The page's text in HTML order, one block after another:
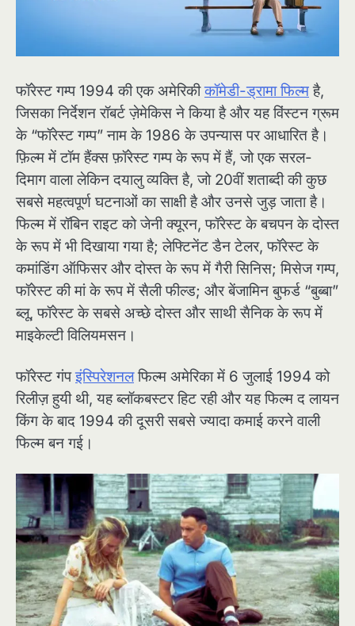
फॉरेस्ट गम्प 1994 की एक अमेरिकीकॉमेडी-ड्रामा फिल्महै,
जिसका निर्देशन रॉबर्ट ज़ेमेकिस ने किया है और यह विंस्टन ग्रूम
के “फॉरेस्ट गम्प” नाम के 1986 के उपन्यास पर आधारित है।
फ़िल्म में टॉम हैंक्स फ़ॉरेस्ट गम्प के रूप में हैं, जो एक सरल-
दिमाग वाला लेकिन दयालु व्यक्ति है, जो 20वीं शताब्दी की कुछ
सबसे महत्वपूर्ण घटनाओं का साक्षी है और उनसे जुड़ जाता है।
फिल्म में रॉबिन राइट को जेनी क्यूरन, फॉरेस्ट के बचपन के दोस्त
के रूप में भी दिखाया गया है; लेफ्टिनेंट डैन टेलर, फॉरेस्ट के
कमांडिंग ऑफिसर और दोस्त के रूप में गैरी सिनिस; मिसेज गम्प,
फॉरेस्ट की मां के रूप में सैली फील्ड; और बेंजामिन बुफर्ड “बुब्बा”
ब्लू, फॉरेस्ट के सबसे अच्छे दोस्त और साथी सैनिक के रूप में
माइकेल्टी विलियमसन।
फॉरेस्ट गंपइंस्पिरेशनलफिल्म अमेरिका में 6 जुलाई 1994 को
रिलीज़ हुयी थी, यह ब्लॉकबस्टर हिट रही और यह फिल्म द लायन
किंग के बाद 1994 की दूसरी सबसे ज्यादा कमाई करने वाली
फिल्म बन गई।